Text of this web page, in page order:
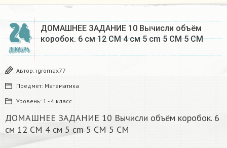
24
ДЕКАБРЬ
ДОМАШНЕЕ ЗАДАНИЕ 10 Вычисли объём
коробок. 6 см 12 CM 4 см 5 cm 5 CM 5 CM​
Автор: igromax77
Предмет: Математика
Уровень: 1 - 4 класс
ДОМАШНЕЕ ЗАДАНИЕ 10 Вычисли объём коробок. 6
см 12 CM 4 см 5 cm 5 CM 5 CM​